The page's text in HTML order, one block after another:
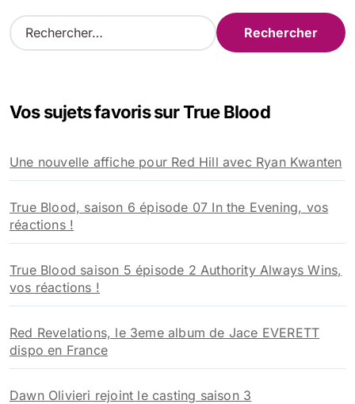
R
e
r
e
r
:
Vos sujets favoris sur True Blood
Une nouvelle affiche pour Red Hill avec Ryan Kwanten
True Blood, saison 6 épisode 07 In the Evening, vos
réactions !
True Blood saison 5 épisode 2 Authority Always Wins,
vos réactions !
Red Revelations, le 3eme album de Jace EVERETT
dispo en France
Dawn Olivieri rejoint le casting saison 3